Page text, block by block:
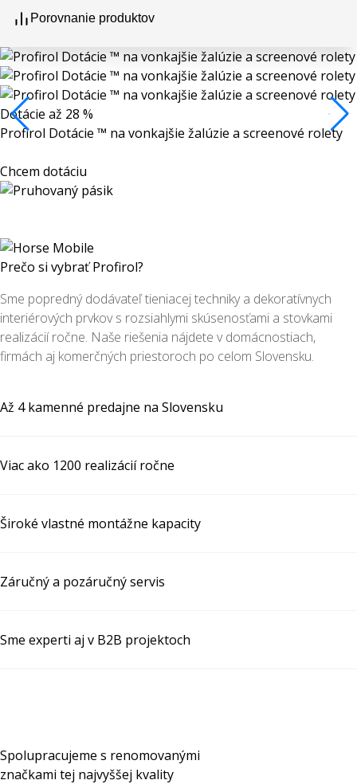
Porovnanie produktov
Dotácie až 28 %
Profirol Dotácie ™ na vonkajšie žalúzie a screenové rolety
Chcem dotáciu
Prečo si vybrať Profirol?
Sme popredný dodávateľ tieniacej techniky a dekoratívnych
interiérových prvkov s rozsiahlymi skúsenosťami a stovkami
realizácií ročne. Naše riešenia nájdete v domácnostiach,
firmách aj komerčných priestoroch po celom Slovensku.
Až 4 kamenné predajne na Slovensku
Viac ako 1200 realizácií ročne
Široké vlastné montážne kapacity
Záručný a pozáručný servis
Sme experti aj v B2B projektoch
Spolupracujeme s renomovanými
značkami tej najvyššej kvality